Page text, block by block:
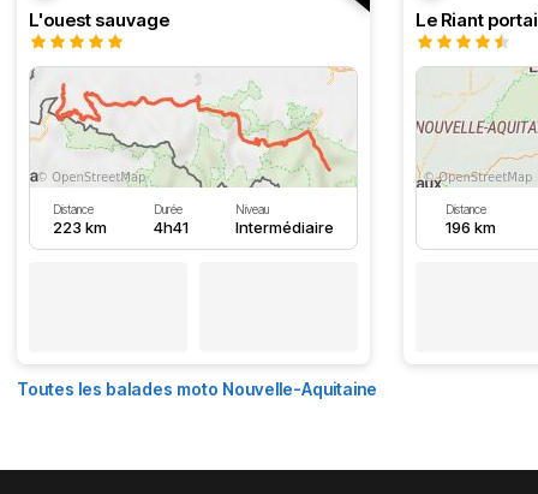
L'ouest sauvage
Distance
223 km
Durée
4h41
Niveau
Intermédiaire
Le Riant
Distance
196 km
Toutes les balades moto Nouvelle-Aquitaine